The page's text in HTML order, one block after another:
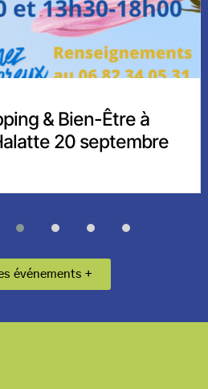
pour l’Emploi
en-Halatte
événements +